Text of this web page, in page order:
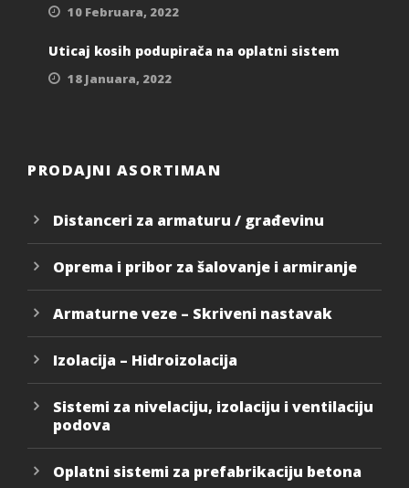
10 Februara, 2022
Uticaj kosih podupirača na oplatni sistem
18 Januara, 2022
PRODAJNI ASORTIMAN
Distanceri za armaturu / građevinu
Oprema i pribor za šalovanje i armiranje
Armaturne veze – Skriveni nastavak
Izolacija – Hidroizolacija
Sistemi za nivelaciju, izolaciju i ventilaciju
podova
Oplatni sistemi za prefabrikaciju betona